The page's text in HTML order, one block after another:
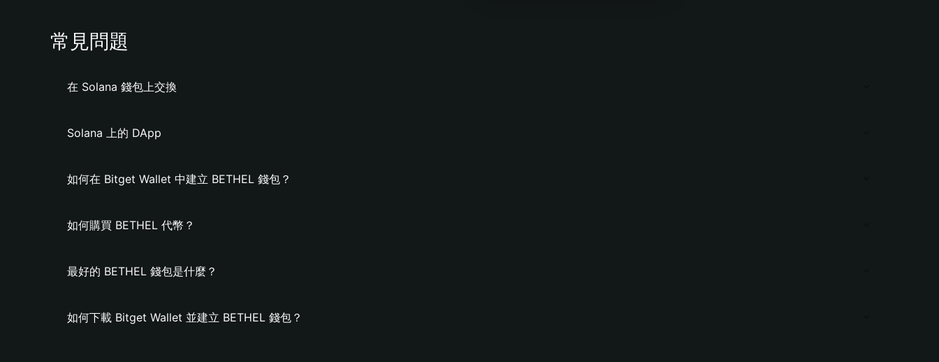
常見問題
在 Solana 錢包上交換
Solana 上的 DApp
如何在 Bitget Wallet 中建立 BETHEL 錢包？
如何購買 BETHEL 代幣？
最好的 BETHEL 錢包是什麼？
如何下載 Bitget Wallet 並建立 BETHEL 錢包？